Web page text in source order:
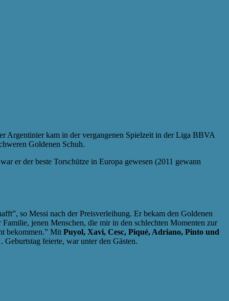
Argentinier kam in der vergangenen Spielzeit in der Liga BBVA
Goldenen Schuh.
er der beste Torschütze in Europa gewesen (2011 gewann
so Messi nach der Preisverleihung. Er bekam den Goldenen
jenen Menschen, die mir in den schlechten Momenten zur
bekommen.” MitPuyol, Xavi, Cesc, Piqué, Adriano, Pinto und
Geburtstag feierte, war unter den Gästen.